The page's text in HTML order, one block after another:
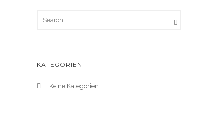
KATEGORIEN
Keine Kategorien